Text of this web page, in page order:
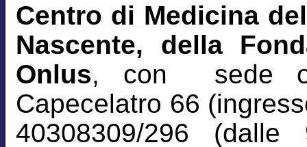
Centro di Medicina
Nascente, della
Onlus, con sede
Capecelatro 66
40308309/296